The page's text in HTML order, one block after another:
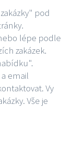
pod
lépe podle
zakázek.
email
Vy
Vše je